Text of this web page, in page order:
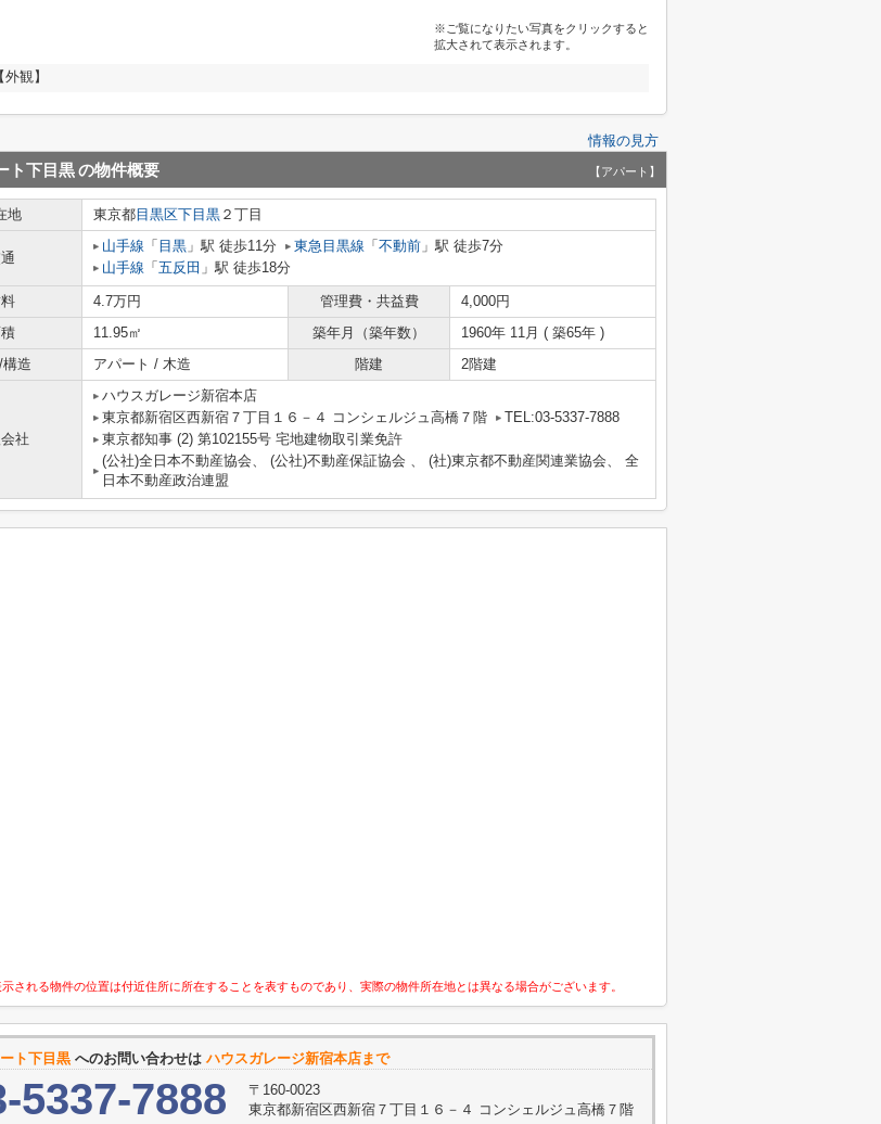
※ご覧になりたい写真をクリックすると
拡大されて表示されます。
【外観】
情報の見方
ト下目黒の物件概要 【アパート】
地 東京都目黒区下目黒 ２丁目
山手線 「 目黒 」駅 徒歩11分 東急目黒線 「 不動前 」駅 徒歩7分
山手線 「 五反田 」駅 徒歩18分
4.7万円 管理費・共益費
4,000円
11.95㎡ 築年月（築年数）
1960年 11月 ( 築65年 )
造
アパート / 木造 階建 2階建
社
ハウスガレージ新宿本店
東京都新宿区西新宿７丁目１６－４ コンシェルジュ高橋７階
TEL:03-5337-7888
東京都知事 (2) 第102155号 宅地建物取引業免許
(公社)全日本不動産協会、 (公社)不動産保証協会 、 (社)東京都不動産関連業協会、 全
日本不動産政治連盟
される物件の位置は付近住所に所在することを表すものであり、実際の物件所在地とは異なる場合がございます。
ト下目黒 へのお問い合わせは ハウスガレージ新宿本店まで
5337-7888
〒160-0023
東京都新宿区西新宿７丁目１６－４ コンシェルジュ高橋７階